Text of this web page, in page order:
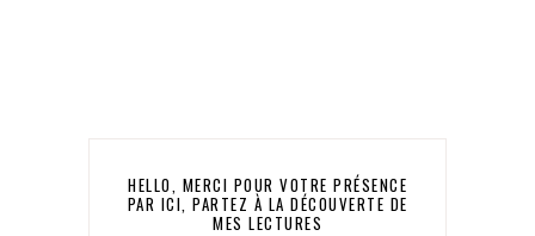
HELLO, MERCI POUR VOTRE PRÉSENCE
PAR ICI, PARTEZ À LA DÉCOUVERTE DE
MES LECTURES